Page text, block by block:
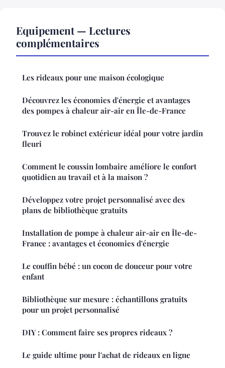
Equipement — Lectures
complémentaires
Les rideaux pour une maison écologique
Découvrez les économies d'énergie et avantages
des pompes à chaleur air-air en Île-de-France
Trouvez le robinet extérieur idéal pour votre jardin
fleuri
Comment le coussin lombaire améliore le confort
quotidien au travail et à la maison ?
Développez votre projet personnalisé avec des
plans de bibliothèque gratuits
Installation de pompe à chaleur air-air en Île-de-
France : avantages et économies d'énergie
Le couffin bébé : un cocon de douceur pour votre
enfant
Bibliothèque sur mesure : échantillons gratuits
pour un projet personnalisé
DIY : Comment faire ses propres rideaux ?
Le guide ultime pour l'achat de rideaux en ligne